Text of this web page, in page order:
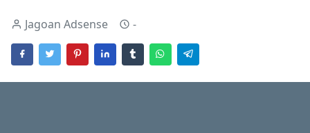
Jagoan Adsense -